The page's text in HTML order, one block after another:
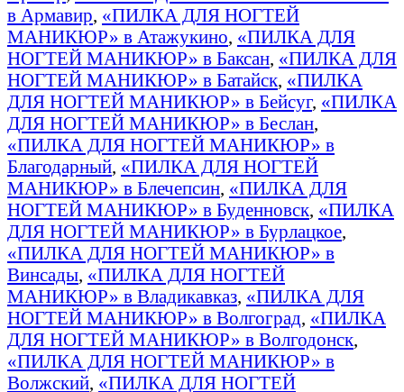
в Армавир, «ПИЛКА ДЛЯ НОГТЕЙ
МАНИКЮР» в Атажукино, «ПИЛКА ДЛЯ
НОГТЕЙ МАНИКЮР» в Баксан, «ПИЛКА ДЛЯ
НОГТЕЙ МАНИКЮР» в Батайск, «ПИЛКА
ДЛЯ НОГТЕЙ МАНИКЮР» в Бейсуг, «ПИЛКА
ДЛЯ НОГТЕЙ МАНИКЮР» в Беслан,
«ПИЛКА ДЛЯ НОГТЕЙ МАНИКЮР» в
Благодарный, «ПИЛКА ДЛЯ НОГТЕЙ
МАНИКЮР» в Блечепсин, «ПИЛКА ДЛЯ
НОГТЕЙ МАНИКЮР» в Буденновск, «ПИЛКА
ДЛЯ НОГТЕЙ МАНИКЮР» в Бурлацкое,
«ПИЛКА ДЛЯ НОГТЕЙ МАНИКЮР» в
Винсады, «ПИЛКА ДЛЯ НОГТЕЙ
МАНИКЮР» в Владикавказ, «ПИЛКА ДЛЯ
НОГТЕЙ МАНИКЮР» в Волгоград, «ПИЛКА
ДЛЯ НОГТЕЙ МАНИКЮР» в Волгодонск,
«ПИЛКА ДЛЯ НОГТЕЙ МАНИКЮР» в
Волжский, «ПИЛКА ДЛЯ НОГТЕЙ